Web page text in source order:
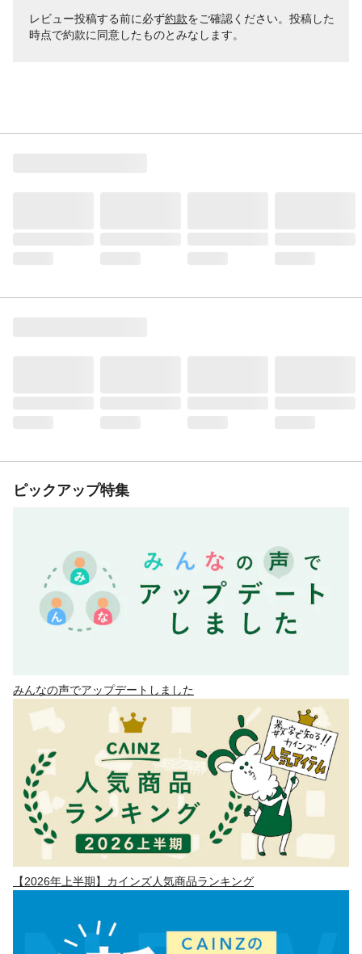
レビュー投稿する前に必ず約款をご確認ください。投稿した
時点で約款に同意したものとみなします。
ピックアップ特集
みんなの声でアップデートしました
【2026年上半期】カインズ人気商品ランキング